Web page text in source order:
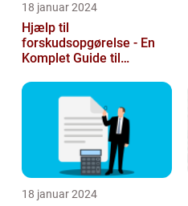
18 januar 2024
Hjælp til
forskudsopgørelse - En
Komplet Guide til
18 januar 2024